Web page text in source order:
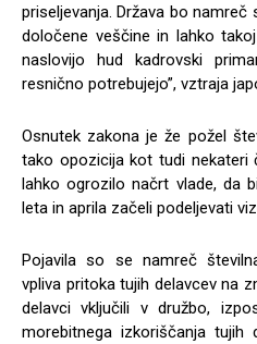
priseljevanja. Država bo namreč
določene veščine in lahko
naslovijo hud kadrovski
resnično potrebujejo”, vztraja
Osnutek zakona je že požel
tako opozicija kot tudi nekateri
lahko ogrozilo načrt vlade, da
leta in aprila začeli podeljevati
Pojavila so se namreč
vpliva pritoka tujih delavcev na
delavci vključili v družbo,
morebitnega izkoriščanja tujih